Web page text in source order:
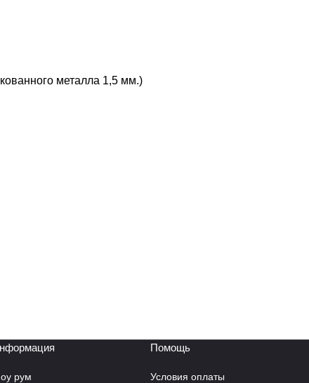
металла 1,5 мм.)
рум
Помощь
Условия оплаты